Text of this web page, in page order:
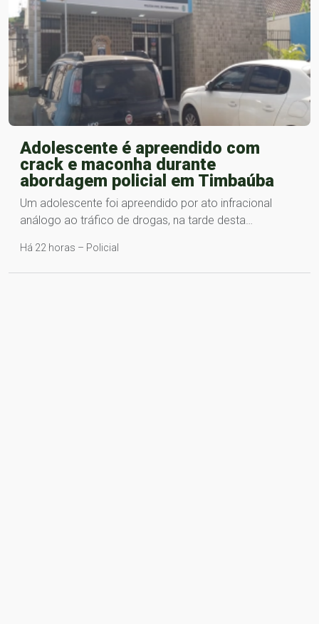
Adolescente é apreendido com
crack e maconha durante
abordagem policial em Timbaúba
Um adolescente foi apreendido por ato infracional
análogo ao tráfico de drogas, na tarde desta…
Há 22 horas – Policial